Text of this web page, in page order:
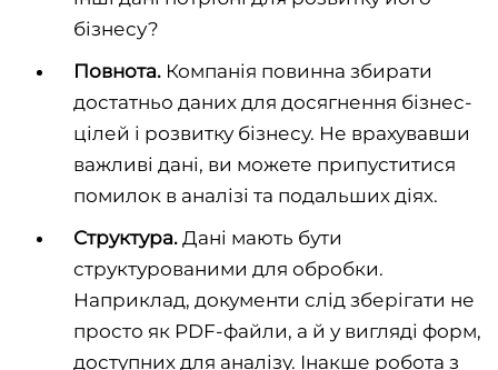
бізнесу?
Повнота. Компанія повинна збирати
достатньо даних для досягнення бізнес-
цілей і розвитку бізнесу. Не врахувавши
важливі дані, ви можете припуститися
помилок в аналізі та подальших діях.
Структура. Дані мають бути
структурованими для обробки.
Наприклад, документи слід зберігати не
просто як PDF-файли, а й у вигляді форм,
доступних для аналізу. Інакше робота з